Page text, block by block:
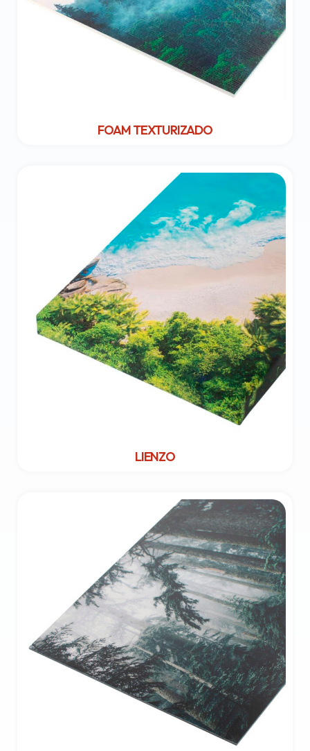
FOAM TEXTURIZADO
LIENZO